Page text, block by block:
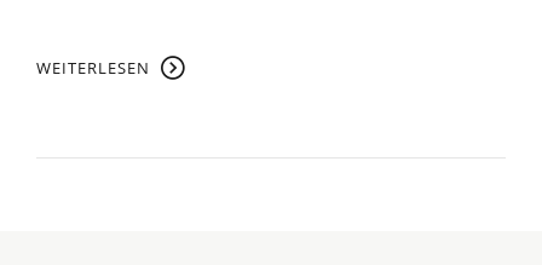
WEITERLESEN